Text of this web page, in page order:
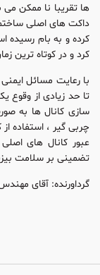
ها تقریبا نا ممکن
داکت های اصلی
کرده و به بام
کرد و در کوتاه ترین
با رعایت مسائل
تا حد زیادی از وقوع
سازی کانال ها به
چربی گیر ، استفاده
عبور کانال های
تضمینی بر سلامت
گرداورنده: آقای